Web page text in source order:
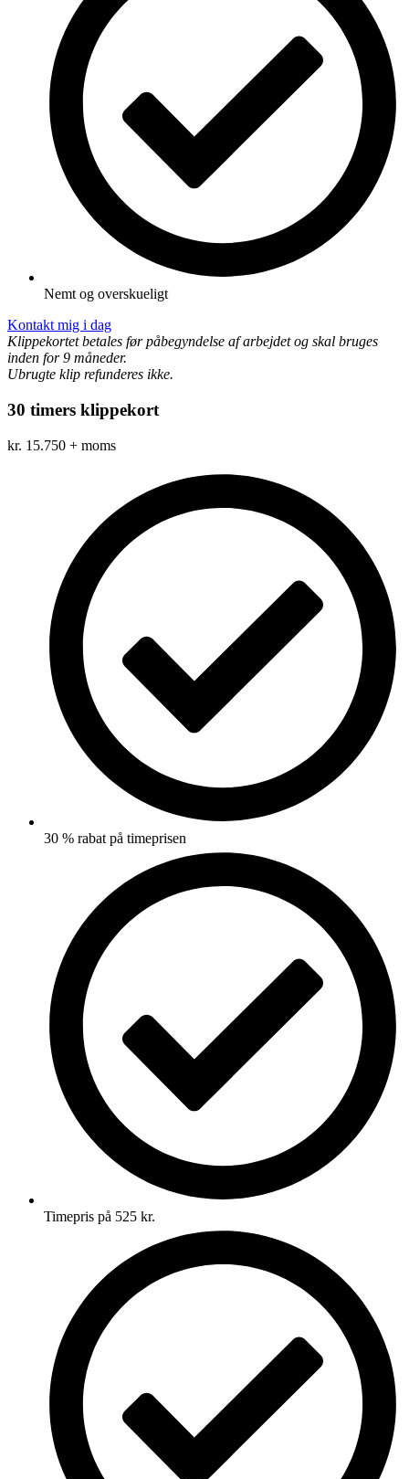
Nemt og overskueligt
Kontakt mig i dag
Klippekortet betales før påbegyndelse af arbejdet og skal bruges
inden for 9 måneder.
Ubrugte klip refunderes ikke.
30 timers klippekort
kr. 15.750 + moms
30 % rabat på timeprisen
Timepris på 525 kr.